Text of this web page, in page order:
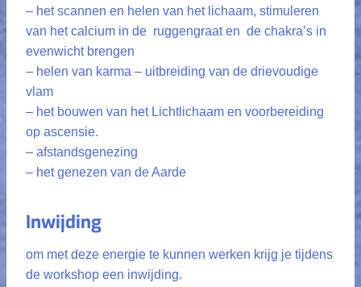
– het scannen en helen van het lichaam, stimuleren
van het calcium in de ruggengraat en de chakra’s in
evenwicht brengen
– helen van karma – uitbreiding van de drievoudige
vlam
– het bouwen van het Lichtlichaam en voorbereiding
op ascensie.
– afstandsgenezing
– het genezen van de Aarde
Inwijding
om met deze energie te kunnen werken krijg je tijdens
de workshop een inwijding.